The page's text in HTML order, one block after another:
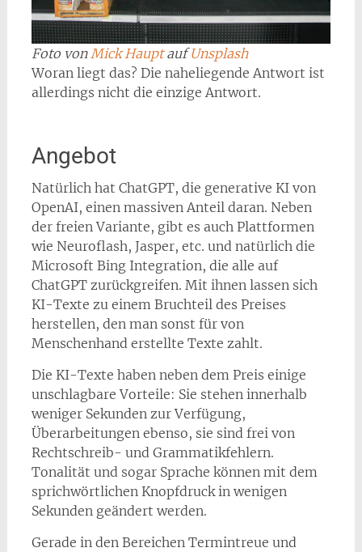
Foto von Mick HauptaufUnsplash
Woran liegt das? Die naheliegende Antwort ist
allerdings nicht die einzige Antwort.
Angebot
Natürlich hat ChatGPT, die generative KI von
OpenAI, einen massiven Anteil daran. Neben
der freien Variante, gibt es auch Plattformen
wie Neuroflash, Jasper, etc. und natürlich die
Microsoft Bing Integration, die alle auf
ChatGPT zurückgreifen. Mit ihnen lassen sich
KI-Texte zu einem Bruchteil des Preises
herstellen, den man sonst für von
Menschenhand erstellte Texte zahlt.
Die KI-Texte haben neben dem Preis einige
unschlagbare Vorteile: Sie stehen innerhalb
weniger Sekunden zur Verfügung,
Überarbeitungen ebenso, sie sind frei von
Rechtschreib- und Grammatikfehlern.
Tonalität und sogar Sprache können mit dem
sprichwörtlichen Knopfdruck in wenigen
Sekunden geändert werden.
Gerade in den Bereichen Termintreue und